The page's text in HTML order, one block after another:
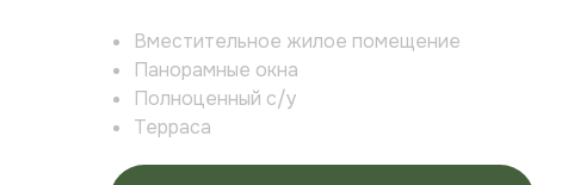
Вместительное жилое помещение
Панорамные окна
Полноценный с/у
Терраса